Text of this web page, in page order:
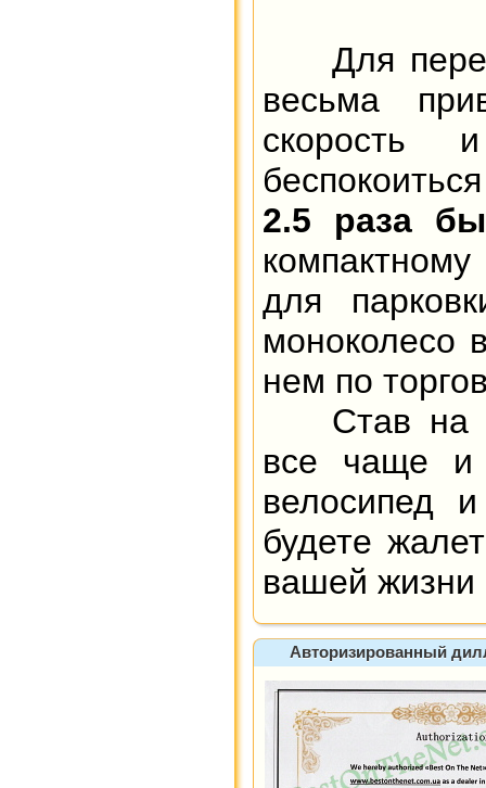
Для
весьма
скорость
2.5 раза
для
моноколесо
нем по
Став на
все чаще и
велосипед
будете
вашей жизни
Авторизированный